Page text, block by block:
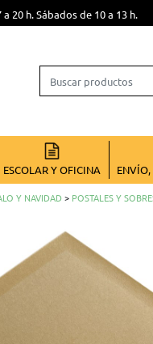
20 h. Sábados de 10 a 13 h.
ESCOLAR Y OFICINA
Y NAVIDAD > POSTALES Y